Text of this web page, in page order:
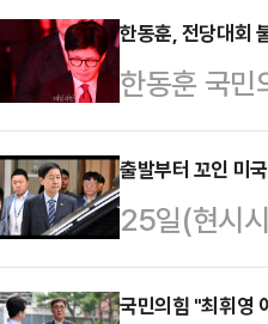
한동훈, 전당대회
한동훈 국민
민과 당원이
일 페이스북
나같이 현
다"고 말했
출발부터 꼬인 미
25일(현시
스콧 베선트
예정이었던
국민의힘 "최휘영